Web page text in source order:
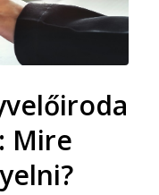
Mire